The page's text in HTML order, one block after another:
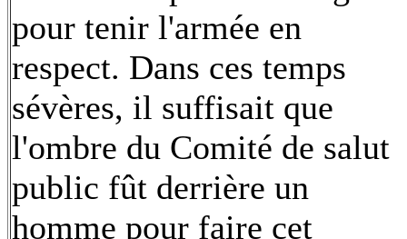
pour tenir l'armée en
respect. Dans ces temps
sévères, il suffisait que
l'ombre du Comité de salut
public fût derrière un
homme pour faire cet